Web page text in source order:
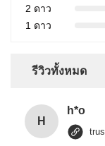
2 ดาว
1 ดาว
รีวิวทั้งหมด
H
h*o